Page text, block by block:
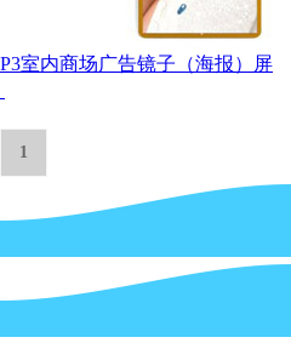
P3室内商场广告镜子（海报）屏
1